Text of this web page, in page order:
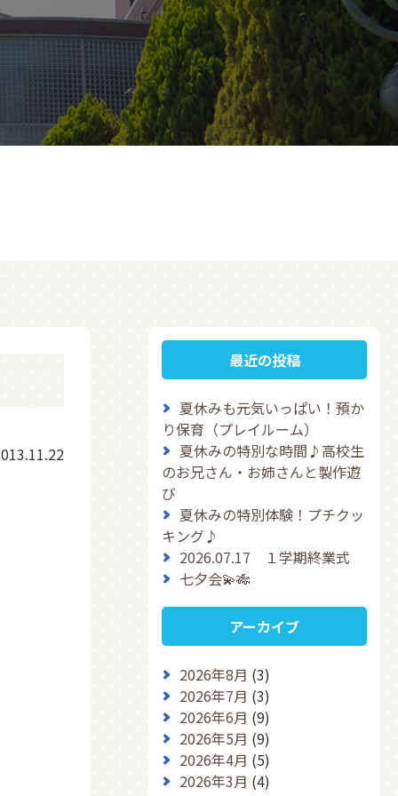
最近の投稿
夏休みも元気いっぱい！預か
り保育（プレイルーム）
夏休みの特別な時間♪高校生
のお兄さん・お姉さんと製作遊
び
夏休みの特別体験！プチクッ
キング♪
2026.07.17 １学期終業式
七夕会💫🎋
アーカイブ
2026年8月 (3)
2026年7月 (3)
2026年6月 (9)
2026年5月 (9)
2026年4月 (5)
2026年3月 (4)